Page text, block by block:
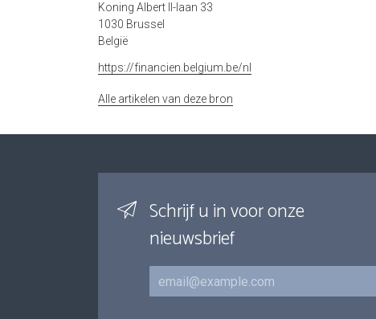
Koning Albert II-laan 33
1030 Brussel
België
https://financien.belgium.be/nl
Alle artikelen van deze bron
Schrijf u in voor onze
nieuwsbrief
E-mail